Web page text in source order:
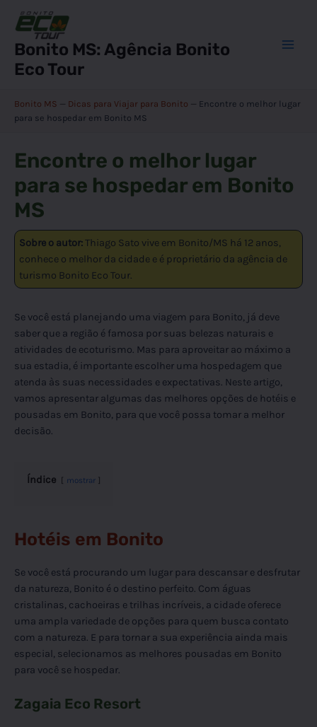
para
conteúdo
Bonito MS: Agência Bonito
Eco Tour
Bonito MS — Dicas para Viajar para Bonito — Encontre o melhor lugar
para se hospedar em Bonito MS
Encontre o melhor lugar
para se hospedar em Bonito
MS
Sobre o autor:Thiago Sato vive em Bonito/MS há 12 anos,
conhece o melhor da cidade e é proprietário da agência de
turismo Bonito Eco Tour.
Se você está planejando uma viagem para Bonito, já deve
saber que a região é famosa por suas belezas naturais e
atividades de ecoturismo. Mas para aproveitar ao máximo a
sua estadia, é importante escolher uma hospedagem que
atenda às suas necessidades e expectativas. Neste artigo,
vamos apresentar algumas das melhores opções de hotéis e
pousadas em Bonito, para que você possa tomar a melhor
decisão.
Índice mostrar
Hotéis em Bonito
Se você está procurando um lugar para descansar e desfrutar
da natureza, Bonito é o destino perfeito. Com águas
cristalinas, cachoeiras e trilhas incríveis, a cidade oferece
uma ampla variedade de opções para quem busca contato
com a natureza. E para tornar a sua experiência ainda mais
especial, selecionamos as melhores pousadas em Bonito
para você se hospedar.
Zagaia Eco Resort